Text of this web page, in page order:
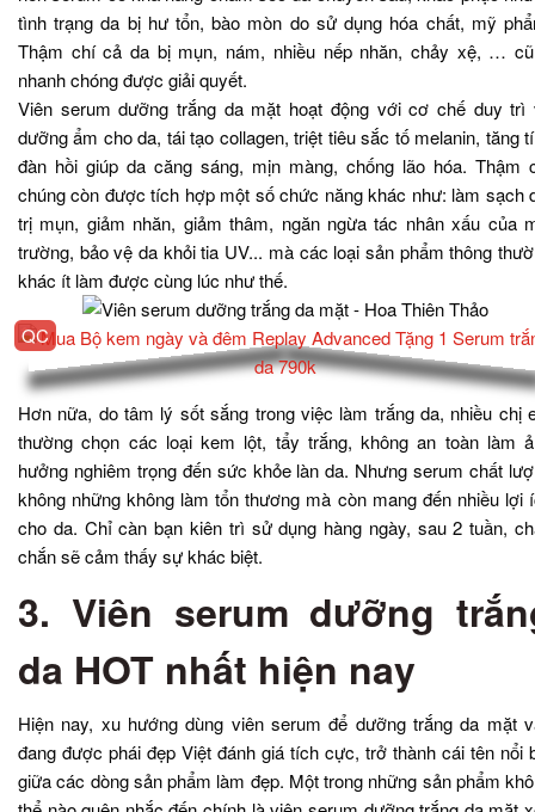
tình trạng da bị hư tổn, bào mòn do sử dụng hóa chất, mỹ
Thậm chí cả da bị mụn, nám, nhiều nếp nhăn, chảy xệ, …
nhanh chóng được giải quyết.
Viên serum dưỡng trắng da mặt hoạt động với cơ chế duy trì
dưỡng ẩm cho da, tái tạo collagen, triệt tiêu sắc tố melanin, tăng
đàn hồi giúp da căng sáng, mịn màng, chống lão hóa. Thậm
chúng còn được tích hợp một số chức năng khác như: làm sạch
trị mụn, giảm nhăn, giảm thâm, ngăn ngừa tác nhân xấu của
trường, bảo vệ da khỏi tia UV... mà các loại sản phẩm thông
khác ít làm được cùng lúc như thế.
Hơn nữa, do tâm lý sốt sắng trong việc làm trắng da, nhiều chị
thường chọn các loại kem lột, tẩy trắng, không an toàn làm
hưởng nghiêm trọng đến sức khỏe làn da. Nhưng serum chất
không những không làm tổn thương mà còn mang đến nhiều lợi
cho da. Chỉ càn bạn kiên trì sử dụng hàng ngày, sau 2 tuần,
chắn sẽ cảm thấy sự khác biệt.
3. Viên serum dưỡng
da HOT nhất hiện nay
Hiện nay, xu hướng dùng viên serum để dưỡng trắng da mặt
đang được phái đẹp Việt đánh giá tích cực, trở thành cái tên nổi
giữa các dòng sản phẩm làm đẹp. Một trong những sản phẩm